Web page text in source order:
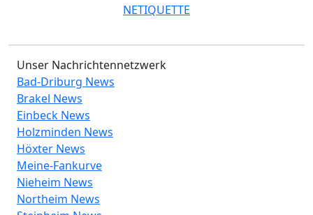
NETIQUETTE
Unser Nachrichtennetzwerk
Bad-Driburg News
Brakel News
Einbeck News
Holzminden News
Höxter News
Meine-Fankurve
Nieheim News
Northeim News